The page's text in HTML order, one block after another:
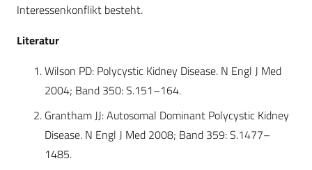
Interessenkonflikt besteht.
Literatur
Wilson PD: Polycystic Kidney Disease. N Engl J Med
2004; Band 350: S.151–164.
Grantham JJ: Autosomal Dominant Polycystic Kidney
Disease. N Engl J Med 2008; Band 359: S.1477–
1485.